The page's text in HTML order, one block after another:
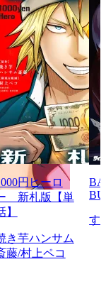
円ヒーロ
新札版【単
】
き芋ハンサム
藤/村上ペコ
す